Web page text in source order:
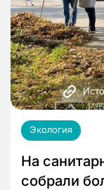
Экология
На
собрали